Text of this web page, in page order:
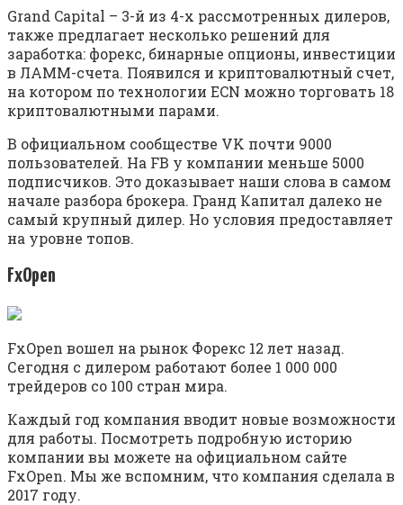
Grand Capital – 3-й из 4-х рассмотренных дилеров,
также предлагает несколько решений для
заработка: форекс, бинарные опционы, инвестиции
в ЛАММ-счета. Появился и криптовалютный счет,
на котором по технологии ECN можно торговать 18
криптовалютными парами.
В официальном сообществе VK почти 9000
пользователей. На FB у компании меньше 5000
подписчиков. Это доказывает наши слова в самом
начале разбора брокера. Гранд Капитал далеко не
самый крупный дилер. Но условия предоставляет
на уровне топов.
FxOpen
FxOpen вошел на рынок Форекс 12 лет назад.
Сегодня с дилером работают более 1 000 000
трейдеров со 100 стран мира.
Каждый год компания вводит новые возможности
для работы. Посмотреть подробную историю
компании вы можете на официальном сайте
FxOpen. Мы же вспомним, что компания сделала в
2017 году.